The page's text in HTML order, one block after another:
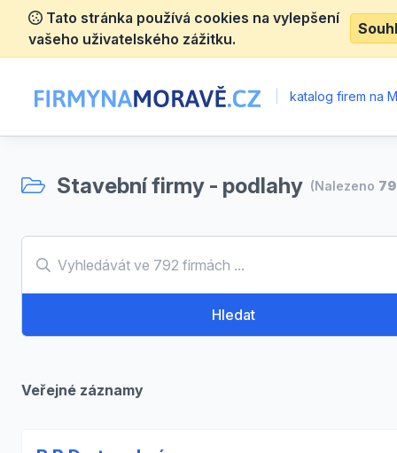
Tato stránka používá cookies na vylepšení
vašeho uživatelského zážitku.
katalog firem na
Stavební firmy - podlahy (Nalezeno
Hledat
Veřejné záznamy